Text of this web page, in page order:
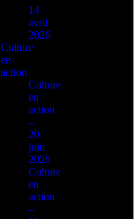
14
avril
2026
Culture
en
action
Culture
en
action
–
20
juin
2026
Culture
en
action
–